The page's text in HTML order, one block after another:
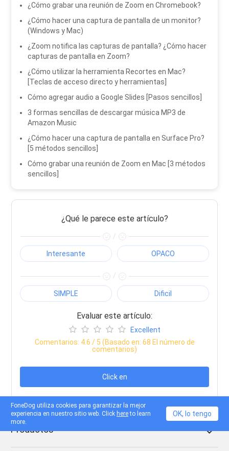
¿Cómo grabar una reunión de Zoom en Chromebook?
¿Cómo hacer una captura de pantalla de un monitor?
(Windows y Mac)
¿Zoom notifica las capturas de pantalla? ¿Cómo hacer
capturas de pantalla en Zoom?
¿Cómo utilizar la herramienta Recortes en Mac?
[Teclas de acceso directo y herramientas]
Cómo agregar audio a Google Slides [Pasos sencillos]
3 formas sencillas de descargar música MP3 de
Amazon Music
¿Cómo hacer una captura de pantalla en Surface Pro?
[5 métodos sencillos]
Cómo grabar una reunión de Zoom en Mac [3 métodos
sencillos]
¿Qué le parece este artículo?
/
Interesante OPACO
/
SIMPLE Dificil
Evaluar este artículo:
Excellent
Comentarios: 4.6 / 5 (Basado en: 68 El número de
comentarios)
Click en
Productos
FoneDog utiliza cookies para garantizar la mejor
experiencia en nuestro sitio web. Click hereto learn
more.
OK, lo tengo